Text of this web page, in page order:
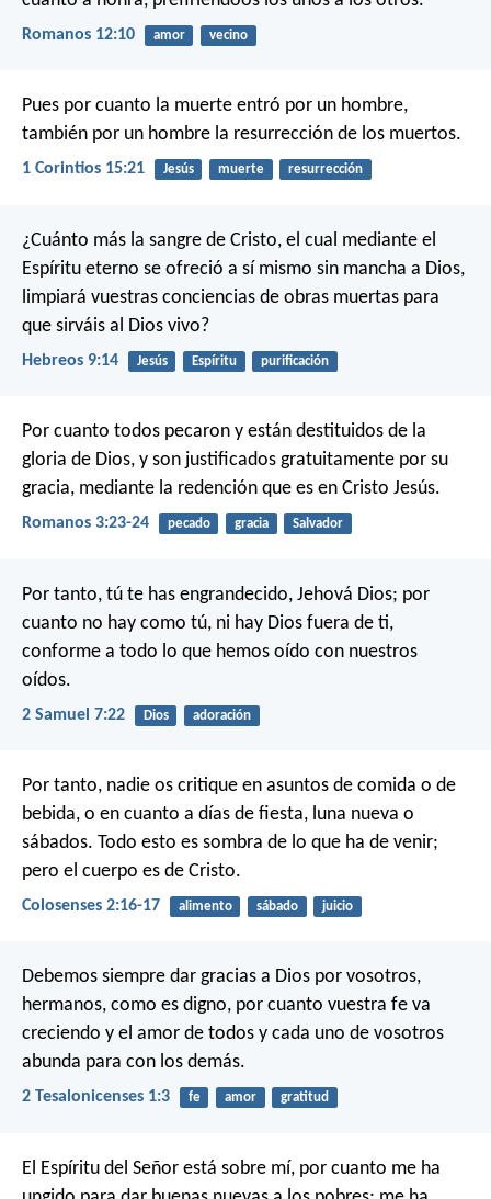
Romanos 12:10 amor vecino
Pues por cuanto la muerte entró por un hombre,
también por un hombre la resurrección de los muertos.
1 Corintios 15:21 Jesús muerte resurrección
¿Cuánto más la sangre de Cristo, el cual mediante el
Espíritu eterno se ofreció a sí mismo sin mancha a Dios,
limpiará vuestras conciencias de obras muertas para
que sirváis al Dios vivo?
Hebreos 9:14 Jesús Espíritu purificación
Por cuanto todos pecaron y están destituidos de la
gloria de Dios, y son justificados gratuitamente por su
gracia, mediante la redención que es en Cristo Jesús.
Romanos 3:23-24 pecado gracia Salvador
Por tanto, tú te has engrandecido, Jehová Dios; por
cuanto no hay como tú, ni hay Dios fuera de ti,
conforme a todo lo que hemos oído con nuestros
oídos.
2 Samuel 7:22 Dios adoración
Por tanto, nadie os critique en asuntos de comida o de
bebida, o en cuanto a días de fiesta, luna nueva o
sábados. Todo esto es sombra de lo que ha de venir;
pero el cuerpo es de Cristo.
Colosenses 2:16-17 alimento sábado juicio
Debemos siempre dar gracias a Dios por vosotros,
hermanos, como es digno, por cuanto vuestra fe va
creciendo y el amor de todos y cada uno de vosotros
abunda para con los demás.
2 Tesalonicenses 1:3 fe amor gratitud
El Espíritu del Señor está sobre mí, por cuanto me ha